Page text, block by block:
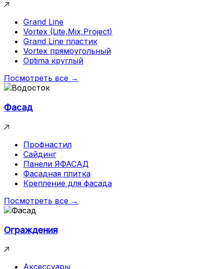
Grand Line
Vortex (Lite,Mix,Project)
Grand Line пластик
Vortex прямоугольный
Optima круглый
Посмотреть все →
Фасад
Профнастил
Сайдинг
Панели ЯФАСАД
Фасадная плитка
Крепление для фасада
Посмотреть все →
Ограждения
Аксессуары